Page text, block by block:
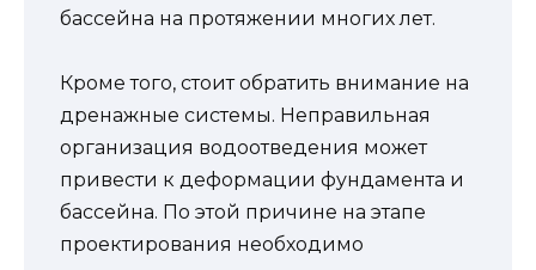
бассейна на протяжении многих лет.
Кроме того, стоит обратить внимание на
дренажные системы. Неправильная
организация водоотведения может
привести к деформации фундамента и
бассейна. По этой причине на этапе
проектирования необходимо